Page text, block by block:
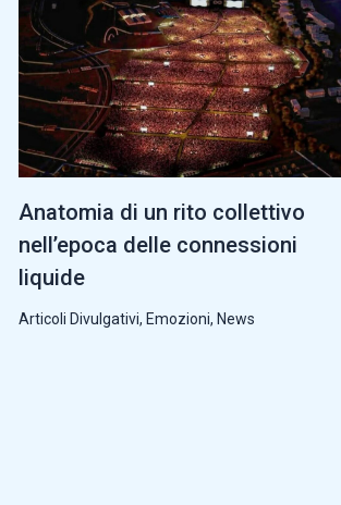
Anatomia di un rito collettivo
nell’epoca delle connessioni
liquide
Articoli Divulgativi, Emozioni, News